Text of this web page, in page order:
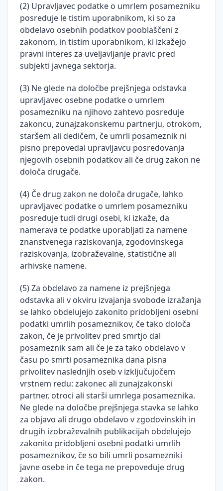
(2) Upravljavec podatke o umrlem posamezniku
posreduje le tistim uporabnikom, ki so za
obdelavo osebnih podatkov pooblaščeni z
zakonom, in tistim uporabnikom, ki izkažejo
pravni interes za uveljavljanje pravic pred
subjekti javnega sektorja.
(3) Ne glede na določbe prejšnjega odstavka
upravljavec osebne podatke o umrlem
posamezniku na njihovo zahtevo posreduje
zakoncu, zunajzakonskemu partnerju, otrokom,
staršem ali dedičem, če umrli posameznik ni
pisno prepovedal upravljavcu posredovanja
njegovih osebnih podatkov ali če drug zakon ne
določa drugače.
(4) Če drug zakon ne določa drugače, lahko
upravljavec podatke o umrlem posamezniku
posreduje tudi drugi osebi, ki izkaže, da
namerava te podatke uporabljati za namene
znanstvenega raziskovanja, zgodovinskega
raziskovanja, izobraževalne, statistične ali
arhivske namene.
(5) Za obdelavo za namene iz prejšnjega
odstavka ali v okviru izvajanja svobode izražanja
se lahko obdelujejo zakonito pridobljeni osebni
podatki umrlih posameznikov, če tako določa
zakon, če je privolitev pred smrtjo dal
posameznik sam ali če je za tako obdelavo v
času po smrti posameznika dana pisna
privolitev naslednjih oseb v izključujočem
vrstnem redu: zakonec ali zunajzakonski
partner, otroci ali starši umrlega posameznika.
Ne glede na določbe prejšnjega stavka se lahko
za objavo ali drugo obdelavo v zgodovinskih in
drugih izobraževalnih publikacijah obdelujejo
zakonito pridobljeni osebni podatki umrlih
posameznikov, če so bili umrli posamezniki
javne osebe in če tega ne prepoveduje drug
zakon.